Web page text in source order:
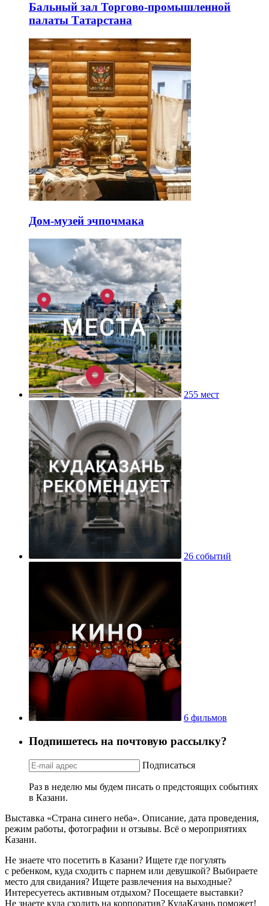
Бальный зал Торгово-промышленной
палаты Татарстана
Дом-музей эчпочмака
255 мест
26 событий
6 фильмов
Подпишетесь на почтовую рассылку?
Подписаться
Раз в неделю мы будем писать о предстоящих событиях
в Казани.
Выставка «Страна синего неба». Описание, дата проведения,
режим работы, фотографии и отзывы. Всё о мероприятиях
Казани.
Не знаете что посетить в Казани? Ищете где погулять
с ребенком, куда сходить с парнем или девушкой? Выбираете
место для свидания? Ищете развлечения на выходные?
Интересуетесь активным отдыхом? Посещаете выставки?
Не знаете куда сходить на корпоратив? КудаКазань поможет!